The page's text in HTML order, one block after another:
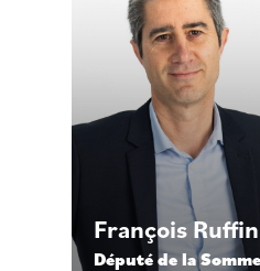
FrançoisRuffin
Député de la Somme